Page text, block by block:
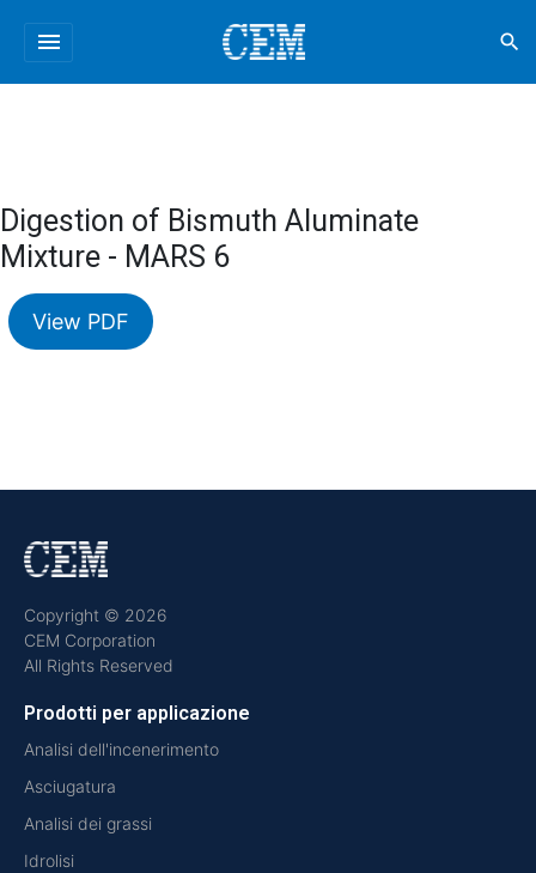
menu search
Digestion of Bismuth Aluminate
Mixture - MARS 6
View PDF
Copyright © 2026
CEM Corporation
All Rights Reserved
Prodotti per applicazione
Analisi dell'incenerimento
Asciugatura
Analisi dei grassi
Idrolisi